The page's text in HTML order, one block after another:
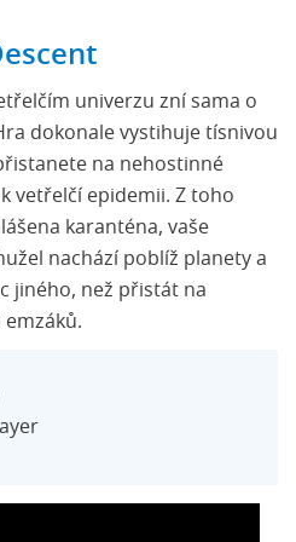
univerzu zní sama o
dokonale vystihuje tísnivou
na nehostinné
vetřelčí epidemii. Z toho
karanténa, vaše
nachází poblíž planety a
jiného, než přistát na